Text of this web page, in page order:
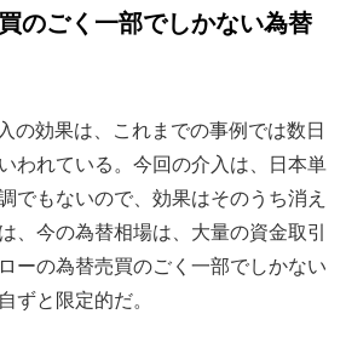
のごく一部でしかない為替
の効果は、これまでの事例では数日
われている。今回の介入は、日本単
でもないので、効果はそのうち消え
、今の為替相場は、大量の資金取引
ーの為替売買のごく一部でしかない
ずと限定的だ。